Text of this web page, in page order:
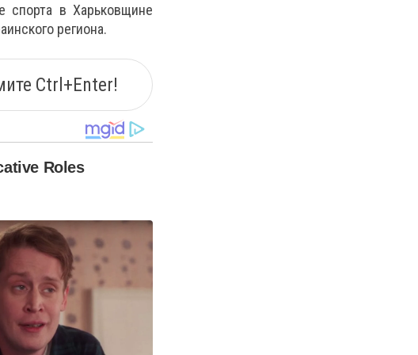
спорта в Харьковщине
региона.
Ctrl+Enter!
Roles